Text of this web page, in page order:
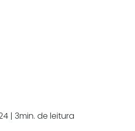
| 3min. de leitura